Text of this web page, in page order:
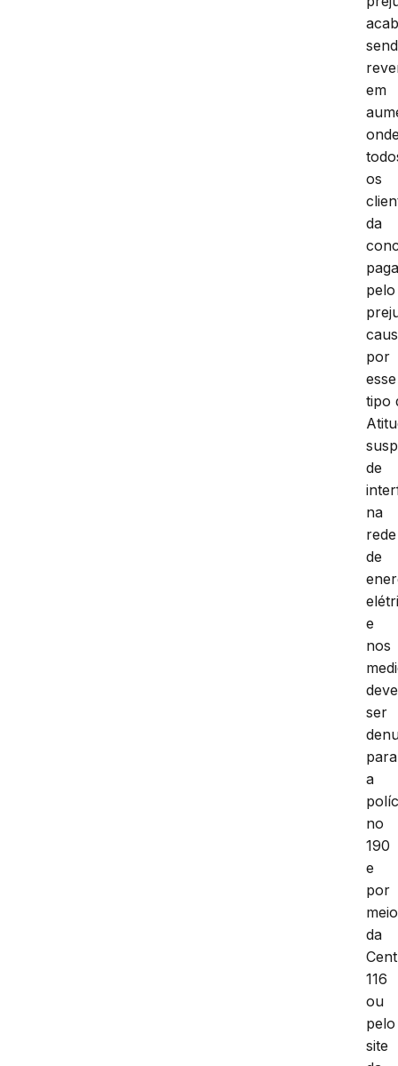
em
os
da
pelo
por
esse
tipo
de
na
rede
de
e
nos
ser
para
a
no
190
e
por
meio
da
116
ou
pelo
site